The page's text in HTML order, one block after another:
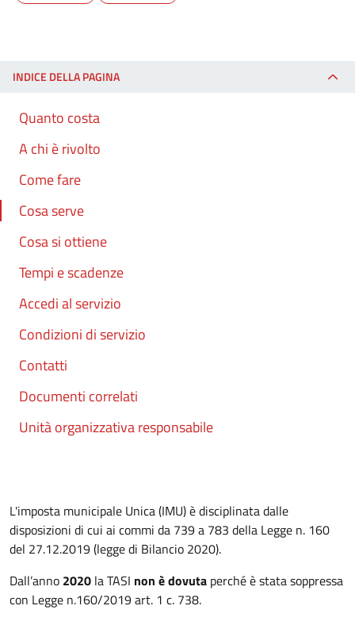
INDICE DELLA PAGINA
Quanto costa
A chi è rivolto
Come fare
Cosa serve
Cosa si ottiene
Tempi e scadenze
Accedi al servizio
Condizioni di servizio
Contatti
Documenti correlati
Unità organizzativa responsabile
L'imposta municipale Unica (IMU) è disciplinata dalle
disposizioni di cui ai commi da 739 a 783 della Legge n. 160
del 27.12.2019 (legge di Bilancio 2020).
Dall’anno 2020 la TASI non è dovuta perché è stata soppressa
con Legge n.160/2019 art. 1 c. 738.